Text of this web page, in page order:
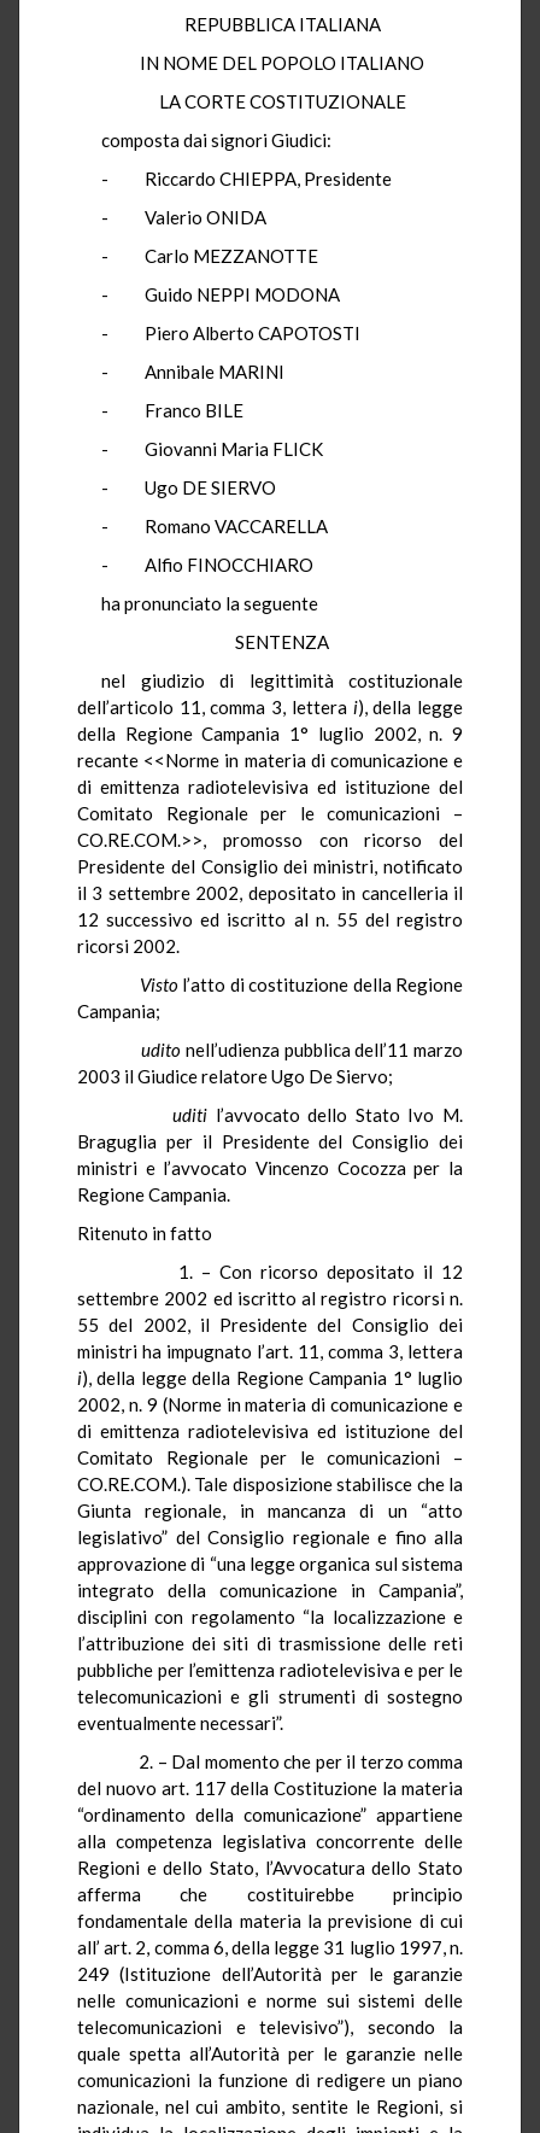
REPUBBLICA ITALIANA
IN NOME DEL POPOLO ITALIANO
LA CORTE COSTITUZIONALE
composta dai signori Giudici:
- Riccardo CHIEPPA, Presidente
- Valerio ONIDA
- Carlo MEZZANOTTE
- Guido NEPPI MODONA
- Piero Alberto CAPOTOSTI
- Annibale MARINI
- Franco BILE
- Giovanni Maria FLICK
- Ugo DE SIERVO
- Romano VACCARELLA
- Alfio FINOCCHIARO
ha pronunciato la seguente
SENTENZA
nel giudizio di legittimità costituzionale
dell’articolo 11, comma 3, lettera i), della legge
della Regione Campania 1° luglio 2002, n. 9
recante <<Norme in materia di comunicazione e
di emittenza radiotelevisiva ed istituzione del
Comitato Regionale per le comunicazioni –
CO.RE.COM.>>, promosso con ricorso del
Presidente del Consiglio dei ministri, notificato
il 3 settembre 2002, depositato in cancelleria il
12 successivo ed iscritto al n. 55 del registro
ricorsi 2002.
Vistol’atto di costituzione della Regione
Campania;
udito nell’udienza pubblica dell’11 marzo
2003 il Giudice relatore Ugo De Siervo;
uditi l’avvocato dello Stato Ivo M.
Braguglia per il Presidente del Consiglio dei
ministri e l’avvocato Vincenzo Cocozza per la
Regione Campania.
Ritenuto in fatto
1. – Con ricorso depositato il 12
settembre 2002 ed iscritto al registro ricorsi n.
55 del 2002, il Presidente del Consiglio dei
ministri ha impugnato l’art. 11, comma 3, lettera
i), della legge della Regione Campania 1° luglio
2002, n. 9 (Norme in materia di comunicazione e
di emittenza radiotelevisiva ed istituzione del
Comitato Regionale per le comunicazioni –
CO.RE.COM.). Tale disposizione stabilisce che la
Giunta regionale, in mancanza di un “atto
legislativo” del Consiglio regionale e fino alla
approvazione di “una legge organica sul sistema
integrato della comunicazione in Campania”,
disciplini con regolamento “la localizzazione e
l’attribuzione dei siti di trasmissione delle reti
pubbliche per l’emittenza radiotelevisiva e per le
telecomunicazioni e gli strumenti di sostegno
eventualmente necessari”.
2. – Dal momento che per il terzo comma
del nuovo art. 117 della Costituzione la materia
“ordinamento della comunicazione” appartiene
alla competenza legislativa concorrente delle
Regioni e dello Stato, l’Avvocatura dello Stato
afferma che costituirebbe principio
fondamentale della materia la previsione di cui
all’ art. 2, comma 6, della legge 31 luglio 1997, n.
249 (Istituzione dell’Autorità per le garanzie
nelle comunicazioni e norme sui sistemi delle
telecomunicazioni e televisivo”), secondo la
quale spetta all’Autorità per le garanzie nelle
comunicazioni la funzione di redigere un piano
nazionale, nel cui ambito, sentite le Regioni, si